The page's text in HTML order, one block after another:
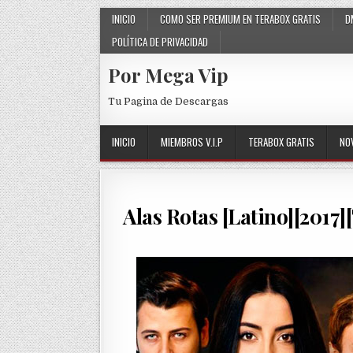
Skip to content INICIO COMO SER PREMIUM EN TERABOX GRATIS
POLÍTICA DE PRIVACIDAD
Por Mega Vip
Tu Pagina de Descargas
INICIO MIEMBROS V.I.P TERABOX GRATIS
Alas Rotas